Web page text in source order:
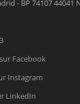
- BP 74107 44041
Facebook
Instagram
LinkedIn